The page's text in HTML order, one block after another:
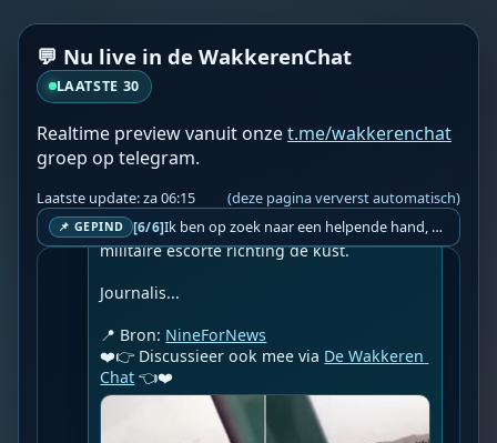
💬 Nu live in de WakkerenChat
LAATSTE 30
Realtime preview vanuit onzet.me/wakkerenchat
groep op telegram.
Laatste update: za 06:15 (deze pagina ververst automatisch)
📌 GEPIND [6/6] Ik ben op zoek naar een helpende hand, een menselijk oog, een admin die helpt met controleren of de chat wel correct word gemodereerd word door NoMoSpam. 98% gaat automatisch goed, toch ik dit nooit helemaal loslaten en moet er altijd een mens mee blijven opletten bij elke beslissing die gemaakt word. Waar bestaan de werkzaamheden uit? Mee kijken in admin log kanaal naar alle drugs/porno/scams die voorbij komen en in het geval van een randgevalletje, ingrijpen en b.v. een verwijderd maar wel toegestaan bericht terug plaatsen met een druk op de knop. tsja zo banaal en simpel is het gesteld.. Word je hier blij van? Nee. Strookt het je ego? Nee. Word je er beter van? Nee. Kost het veel tijd? Totaal niet, consistentie en regelmaat is belangrijker dan 'er even voor kunnen gaan zitten'.. het werk is in een paar seconden gepiept.. je checkt puur of AI de juiste beslissing heeft gemaakt.. …
De bestorming van Ceuta die de wereld
volksverhuizing te zijn geweest — en nu
duikt er beeldmateriaal op dat de situatie
nóg alarmerender maakt. Videobeelden die
circuleren op sociale media tonen wat lijkt
op een gigantische colonne van
honderdduizend Afrikaanse mannen die
door de Noord-Afrikaanse woestijn
marcheert, begeleid door wat
commentatoren omschrijven als Algerijnse
militaire escorte richting de kust.
Journalis...
📍 Bron: NineForNews
❤️👉 Discussieer ook mee via De Wakkeren
Chat 👈❤️